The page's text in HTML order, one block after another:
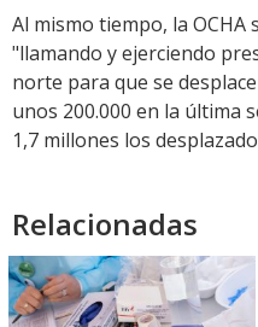
Al mismo tiempo, la OCHA
"llamando y ejerciendo
norte para que se
unos 200.000 en la última
1,7 millones los
Relacionadas